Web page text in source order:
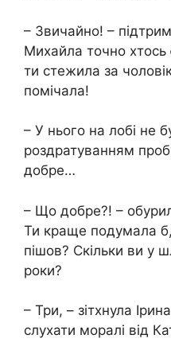
– Звичайно! –
Михайла точно хтось
ти стежила за
помічала!
– У нього на лобі не
роздратуванням
добре…
– Що добре?! –
Ти краще подумала б,
пішов? Скільки ви у
роки?
– Три, – зітхнула
слухати моралі від